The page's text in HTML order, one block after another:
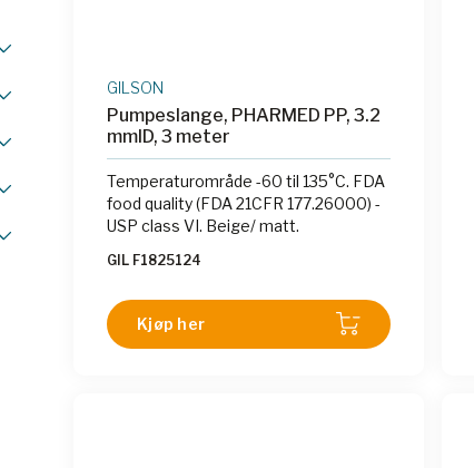
GILSON
Pumpeslange, PHARMED PP, 3.2
mmID, 3 meter
Temperaturområde -60 til 135°C. FDA
food quality (FDA 21CFR 177.26000) -
USP class VI. Beige/ matt.
GIL F1825124
Kjøp her